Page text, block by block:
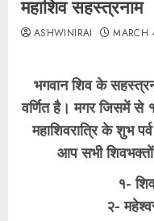
महाशिव सहस्त्रनाम
ASHWINIRAI MARCH
भगवान शिव के
वर्णित है। मगर जिसमें से
महाशिवरात्रि के शुभ
आप सभी
१-
२-